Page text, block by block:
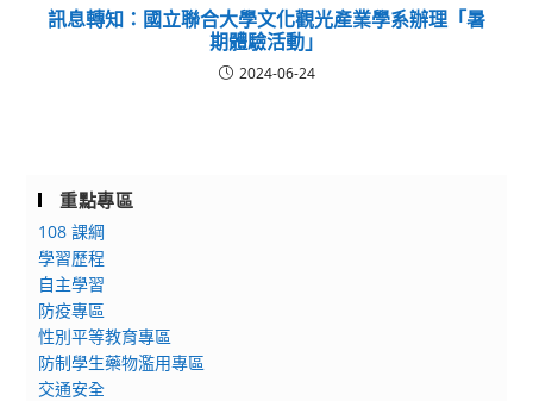
訊息轉知：國立聯合大學文化觀光產業學系辦理「暑
期體驗活動」
2024-06-24
重點專區
108 課綱
學習歷程
自主學習
防疫專區
性別平等教育專區
防制學生藥物濫用專區
交通安全